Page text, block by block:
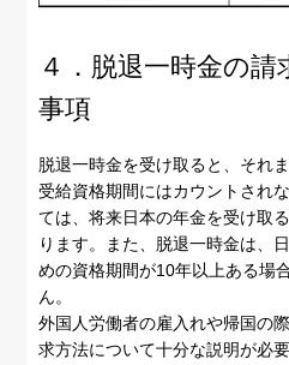
４．脱退一時金の
事項
脱退一時金を受け取ると、それ
受給資格期間にはカウントされ
ては、将来日本の年金を受け取
ります。また、脱退一時金は、
めの資格期間が10年以上ある場
ん。
外国人労働者の雇入れや帰国の
求方法について十分な説明が必